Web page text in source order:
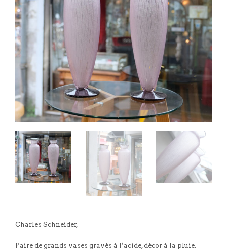
Charles Schneider,
Paire de grands vases gravés à l’acide, décor à la pluie.